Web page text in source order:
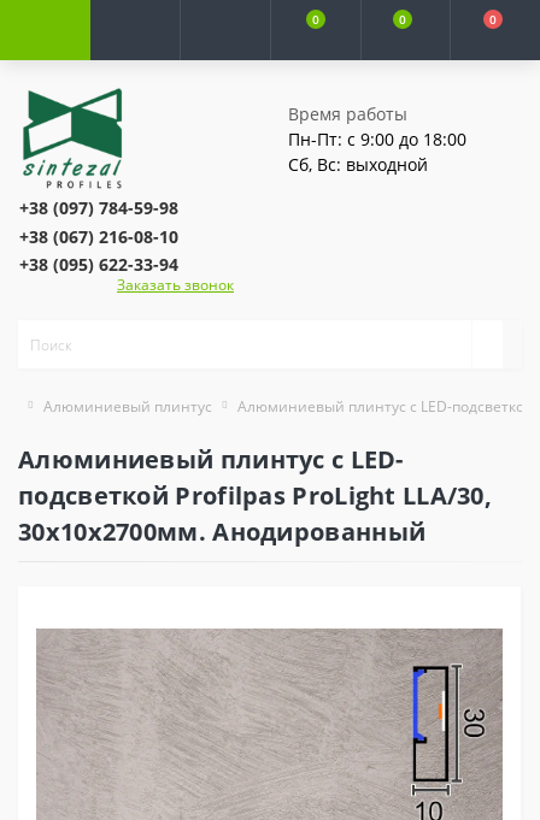
0 0 0
Время работы
Пн-Пт: с 9:00 до 18:00
Сб, Вс: выходной
+38 (097) 784-59-98
+38 (067) 216-08-10
+38 (095) 622-33-94
Заказать звонок
Алюминиевый плинтус Алюминиевый плинтус с LED-подсветкой
Алюминиевый плинтус c LED-
подсветкой Profilpas ProLight LLA/30,
30х10х2700мм. Анодированный